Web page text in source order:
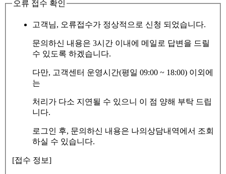
오류 접수 확인
고객님, 오류접수가 정상적으로 신청 되었습니다.
문의하신 내용은 3시간 이내에 메일로 답변을 드릴
수 있도록 하겠습니다.
다만, 고객센터 운영시간(평일 09:00 ~ 18:00) 이외에
는
처리가 다소 지연될 수 있으니 이 점 양해 부탁 드립
니다.
로그인 후, 문의하신 내용은 나의상담내역에서 조회
하실 수 있습니다.
[접수 정보]